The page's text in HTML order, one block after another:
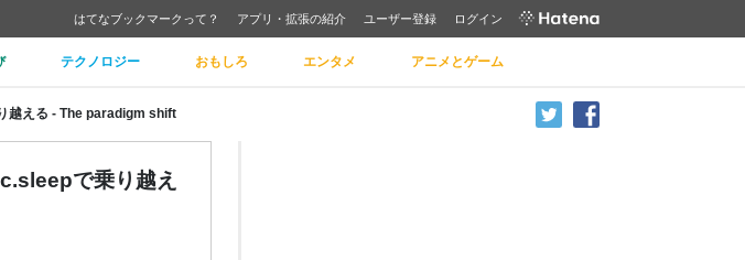
はてなブックマークって？ アプリ・拡張の紹介 ユーザー登録 ログイン
テクノロジー おもしろ エンタメ アニメとゲーム
越える - The paradigm shift
で乗り越え